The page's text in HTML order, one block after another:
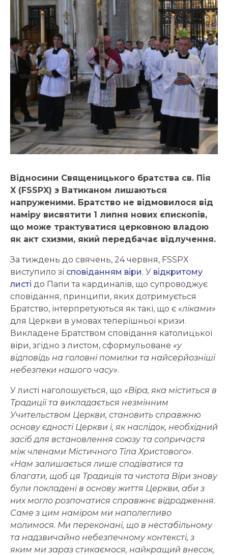
Відносини Священицького братства св. Пія
X (FSSPX) з Ватиканом лишаються
напруженими. Братство не відмовилося від
наміру висвятити 1 липня нових єпископів,
що може трактуватися церковною владою
як акт схизми, який передбачає відлучення.
За тиждень до свячень, 24 червня, FSSPX
виступило зі сповіданням віри. У відкритому
листі до Папи та кардиналів, що супроводжує
сповідання, принципи, яких дотримується
Братство, інтерпретуються як такі, що є «ліками»
для Церкви в умовах теперішньої кризи.
Викладене Братством сповідання католицької
віри, згідно з листом, сформульоване «у
відповідь на головні помилки та найсерйозніші
небезпеки нашого часу».
У листі наголошується, що «Віра, яка міститься в
Традиції та викладається незмінним
Учительством Церкви, становить справжню
основу єдності Церкви і, як наслідок, необхідний
засіб для встановлення союзу та сопричастя
між членами Містичного Тіла Христового».
«Нам залишається лише сподіватися та
благати, щоб ця Традиція та чистота Віри знову
були покладені в основу життя Церкви, аби з
них могло розпочатися справжнє відродження.
Саме з цим наміром ми наполегливо
молимося. Ми переконані, що в нестабільному
та надзвичайно небезпечному контексті, з
яким ми зараз стикаємося, найкращий внесок,